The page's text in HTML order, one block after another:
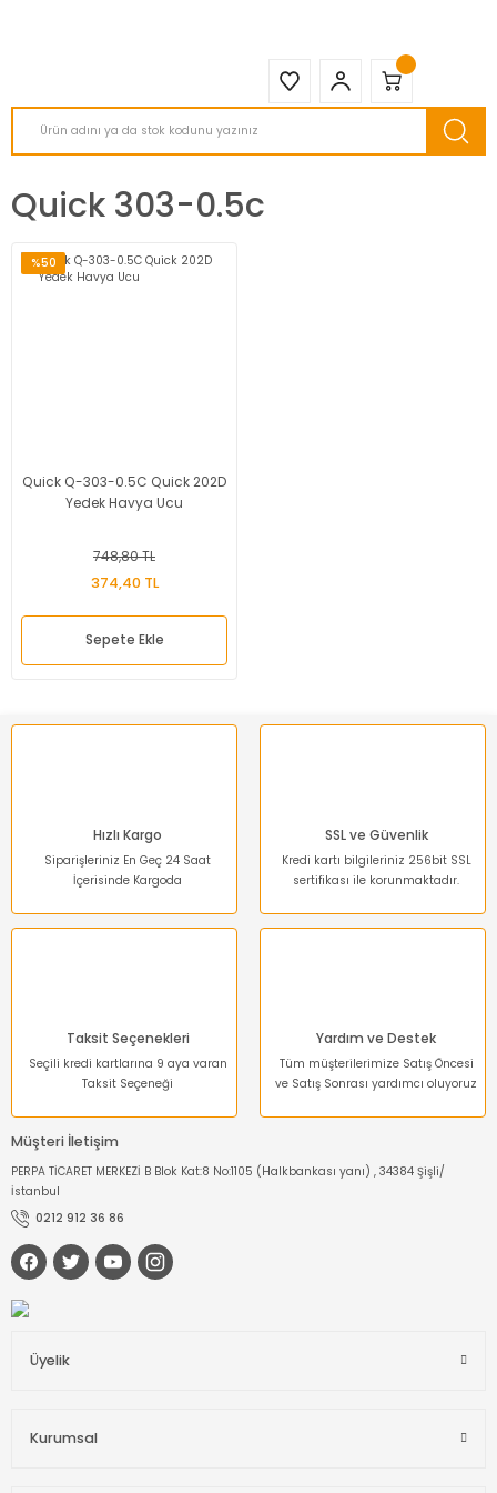
Quick 303-0.5c
%50
Quick Q-303-0.5C Quick 202D
Yedek Havya Ucu
748,80 TL
374,40 TL
Sepete Ekle
Hızlı Kargo
Siparişleriniz En Geç 24 Saat
İçerisinde Kargoda
SSL ve Güvenlik
Kredi kartı bilgileriniz 256bit SSL
sertifikası ile korunmaktadır.
Taksit Seçenekleri
Seçili kredi kartlarına 9 aya varan
Taksit Seçeneği
Yardım ve Destek
Tüm müşterilerimize Satış Öncesi
ve Satış Sonrası yardımcı oluyoruz
Müşteri İletişim
PERPA TİCARET MERKEZİ B Blok Kat:8 No:1105 (Halkbankası yanı) , 34384 Şişli/
İstanbul
0212 912 36 86
Üyelik
Kurumsal